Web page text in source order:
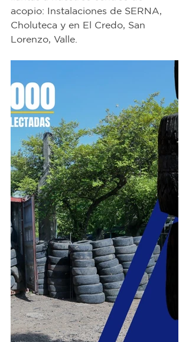
acopio: Instalaciones de SERNA,
Choluteca y en El Credo, San
Lorenzo, Valle.